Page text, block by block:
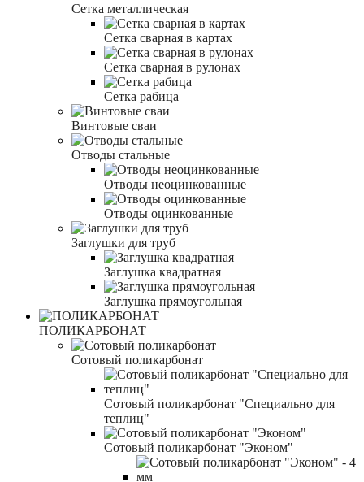
Сетка металлическая
Сетка сварная в картах
Сетка сварная в рулонах
Сетка рабица
Винтовые сваи
Отводы стальные
Отводы неоцинкованные
Отводы оцинкованные
Заглушки для труб
Заглушка квадратная
Заглушка прямоугольная
ПОЛИКАРБОНАТ
Сотовый поликарбонат
Сотовый поликарбонат "Специально для
теплиц"
Сотовый поликарбонат "Эконом"